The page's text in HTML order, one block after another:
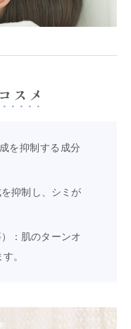
スメ
を抑制する成分
抑制し、シミが
：肌のターンオ
。